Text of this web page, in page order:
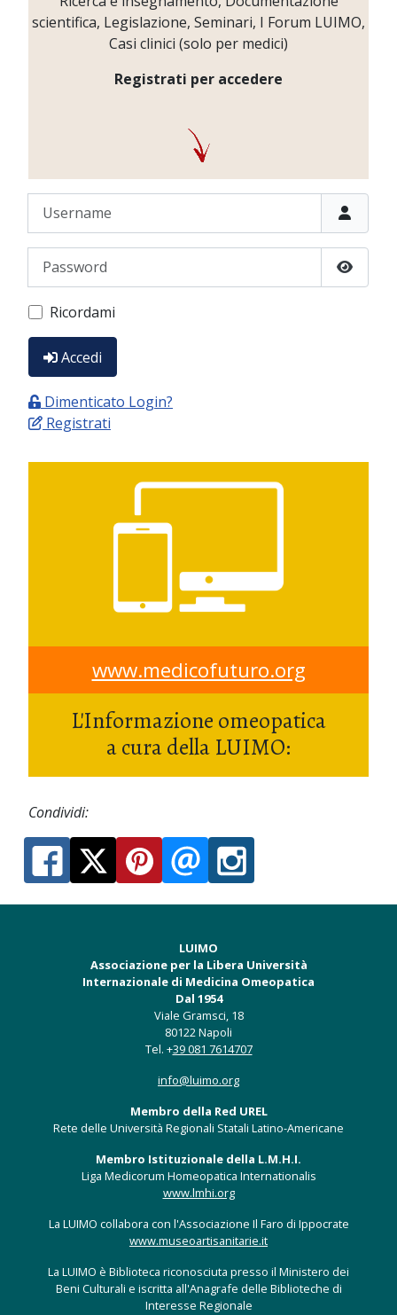
scientifica, Legislazione, Seminari, I Forum LUIMO,
Casi clinici (solo per medici)
Registrati per accedere
Username
Password
Show
Ricordami
Accedi
Dimenticato Login?
Registrati
www.medicofuturo.org
L'Informazione omeopatica
a cura della LUIMO:
Condividi:
LUIMO
Associazione per la Libera Università
Internazionale di Medicina Omeopatica
Dal 1954
Viale Gramsci, 18
80122 Napoli
Tel. +39 081 7614707
info@luimo.org
Membro della Red UREL
Rete delle Università Regionali Statali Latino-Americane
Membro Istituzionale della L.M.H.I.
Liga Medicorum Homeopatica Internationalis
www.lmhi.org
La LUIMO collabora con l'Associazione Il Faro di Ippocrate
www.museoartisanitarie.it
La LUIMO è Biblioteca riconosciuta presso il Ministero dei
Beni Culturali e iscritta all'Anagrafe delle Biblioteche di
Interesse Regionale